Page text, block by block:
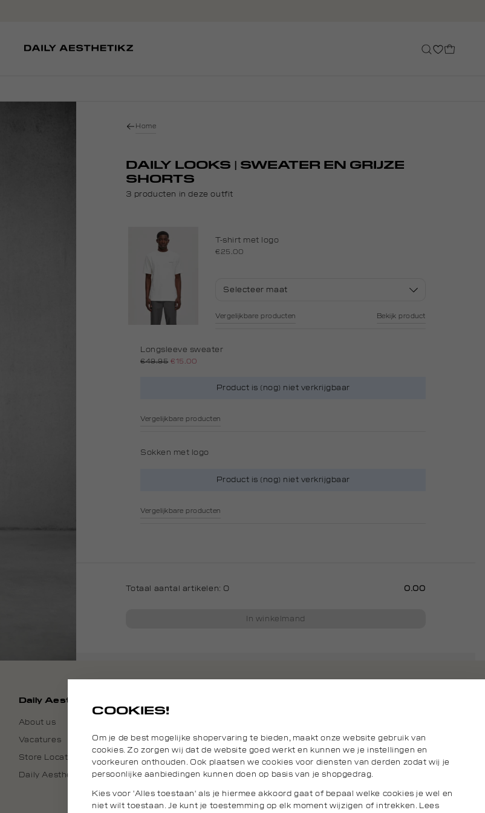
Home
DAILY LOOKS | SWEATER EN GRIJZE
SHORTS
3 producten in deze outfit
T-shirt met logo
€25.00
Selecteer maat
Vergelijkbare producten Bekijk product
Longsleeve sweater
€49.95 €15.00
Product is (nog) niet verkrijgbaar
Vergelijkbare producten
Sokken met logo
Product is (nog) niet verkrijgbaar
Vergelijkbare producten
Totaal aantal artikelen: 0 0.00
In winkelmand
Daily Aesthetikz
About us
Vacatures
Store Locator
Daily Aesthetikz België
COOKIES!
Om je de best mogelijke shopervaring te bieden, maakt onze website gebruik van
cookies. Zo zorgen wij dat de website goed werkt en kunnen we je instellingen en
voorkeuren onthouden. Ook plaatsen we cookies voor diensten van derden zodat wij je
persoonlijke aanbiedingen kunnen doen op basis van je shopgedrag.
Kies voor 'Alles toestaan' als je hiermee akkoord gaat of bepaal welke cookies je wel en
niet wilt toestaan. Je kunt je toestemming op elk moment wijzigen of intrekken. Lees